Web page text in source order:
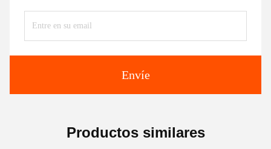
Envíe
Productos similares